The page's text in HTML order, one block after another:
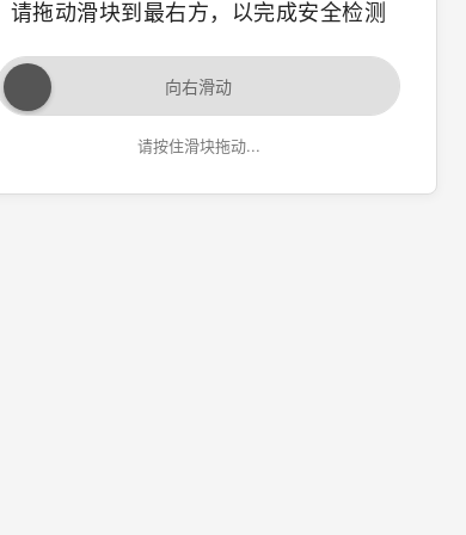
请拖动滑块到最右方，以完成安全检测
向右滑动
请按住滑块拖动...